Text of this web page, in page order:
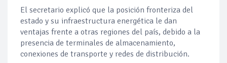
El secretario explicó que la posición fronteriza del
estado y su infraestructura energética le dan
ventajas frente a otras regiones del país, debido a la
presencia de terminales de almacenamiento,
conexiones de transporte y redes de distribución.